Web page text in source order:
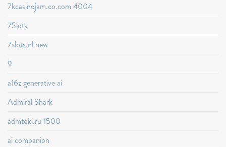
7kcasinojam.co.com 4004
7Slots
7slots.nl new
9
a16z generative ai
Admiral Shark
admtoki.ru 1500
ai companion